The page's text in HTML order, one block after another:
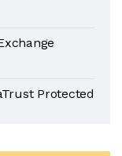
Protected